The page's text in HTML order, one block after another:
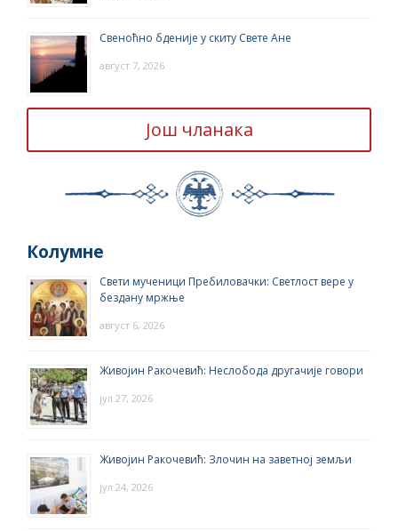
Свеноћно бденије у скиту Свете Ане
август 7, 2026
Још чланака
Колумне
Свети мученици Пребиловачки: Светлост вере у
бездану мржње
август 6, 2026
Живојин Ракочевић: Неслобода другачије говори
јул 27, 2026
Живојин Ракочевић: Злочин на заветној земљи
јул 24, 2026